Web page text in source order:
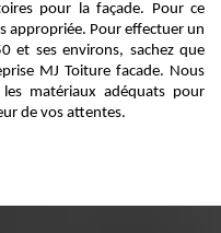
pour la façade. Pour ce
appropriée. Pour effectuer un
et ses environs, sachez que
MJ Toiture facade. Nous
matériaux adéquats pour
de vos attentes.